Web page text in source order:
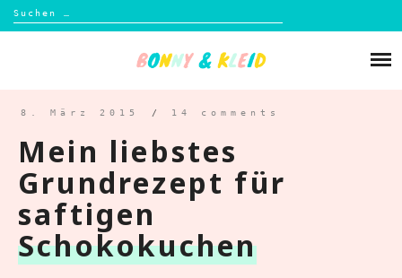
Suchen
nach:
Shop
Kontakt
8. März 2015 / 14 comments
Mein liebstes
Grundrezept für
saftigen
Schokokuchen